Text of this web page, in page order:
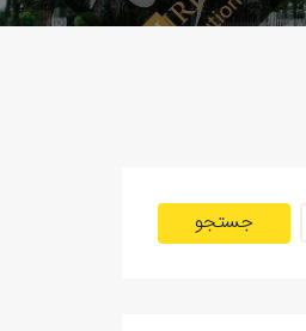
جستجو